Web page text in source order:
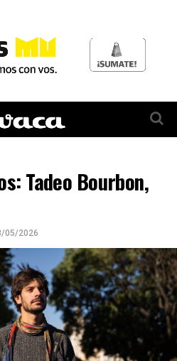
Tadeo Bourbon,
05/2026